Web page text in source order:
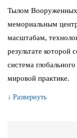
Тылом
мемориальным
масштабам,
результате которой
система
мировой практике.
↓ Развернуть